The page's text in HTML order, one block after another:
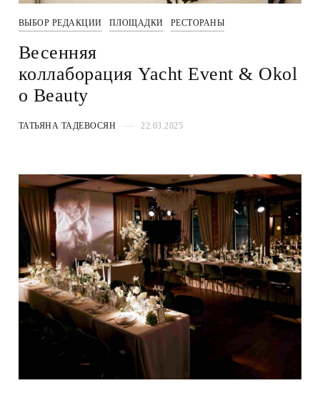
ВЫБОР РЕДАКЦИИ ПЛОЩАДКИ РЕСТОРАНЫ
Весенняя
коллаборация Yacht Event & Okol
o Beauty
ТАТЬЯНА ТАДЕВОСЯН 22.03.2025